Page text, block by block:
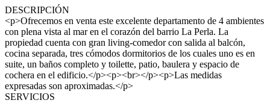
DESCRIPCIÓN
<p>Ofrecemos en venta este excelente departamento de 4 ambientes
con plena vista al mar en el corazón del barrio La Perla. La
propiedad cuenta con gran living-comedor con salida al balcón,
cocina separada, tres cómodos dormitorios de los cuales uno es en
suite, un baños completo y toilette, patio, baulera y espacio de
cochera en el edificio.</p><p><br></p><p>Las medidas
expresadas son aproximadas.</p>
SERVICIOS